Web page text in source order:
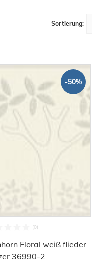
-50%
Floral weiß flieder
36990-2